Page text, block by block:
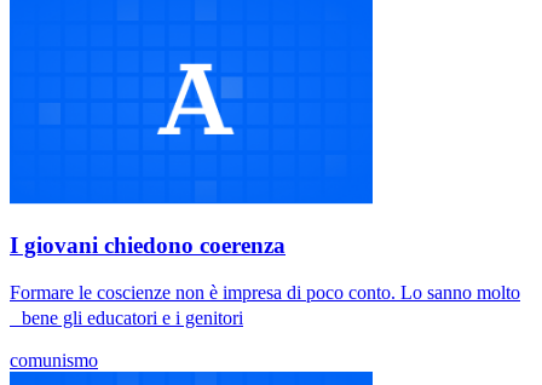
I giovani chiedono coerenza
Formare le coscienze non è impresa di poco conto. Lo sanno molto
bene gli educatori e i genitori
comunismo